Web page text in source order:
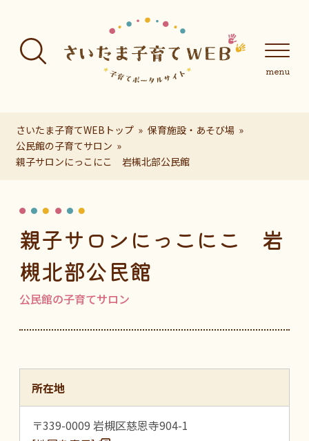
さいたま子育てWEBトップ
保育施設・あそび場
公民館の子育てサロン
親子サロンにっこにこ 岩槻北部公民館
親子サロンにっこにこ 岩
槻北部公民館
公民館の子育てサロン
所在地
〒339-0009 岩槻区慈恩寺904-1